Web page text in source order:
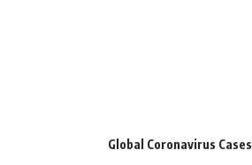
Global Coronavirus Cases